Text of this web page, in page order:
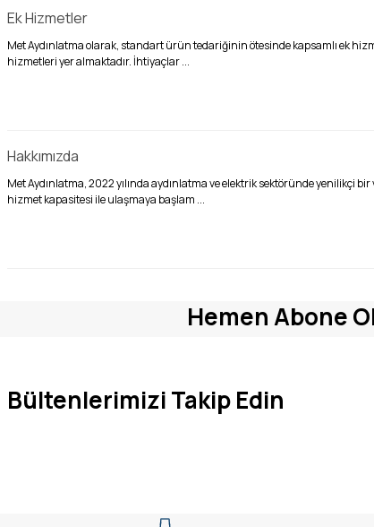
Ek Hizmetler
Met Aydınlatma olarak, standart ürün tedariğinin ötesinde kapsamlı ek
hizmetleri yer almaktadır. İhtiyaçlar ...
Hakkımızda
Met Aydınlatma, 2022 yılında aydınlatma ve elektrik sektöründe yenilikçi
hizmet kapasitesi ile ulaşmaya başlam ...
Hemen Abone
Bültenlerimizi Takip Edin